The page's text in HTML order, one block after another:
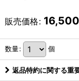
販売価格: 16,500
数量: 個
返品特約に関する重